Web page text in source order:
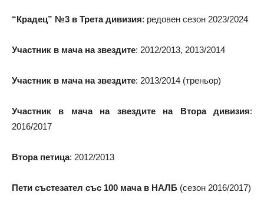
“Крадец” №3 в Трета дивизия: редовен сезон 2023/2024
Участник в мача на звездите: 2012/2013, 2013/2014
Участник в мача на звездите: 2013/2014 (треньор)
Участник в мача на звездите на Втора дивизия:
2016/2017
Втора петица: 2012/2013
Пети състезател със 100 мача в НАЛБ (сезон 2016/2017)